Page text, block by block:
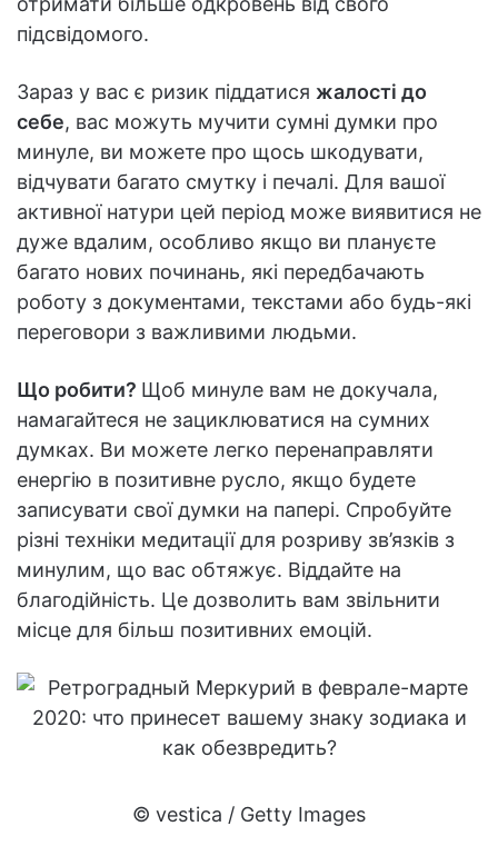
підсвідомого.
Зараз у вас є ризик піддатися жалості до
себе, вас можуть мучити сумні думки про
минуле, ви можете про щось шкодувати,
відчувати багато смутку і печалі. Для вашої
активної натури цей період може виявитися не
дуже вдалим, особливо якщо ви плануєте
багато нових починань, які передбачають
роботу з документами, текстами або будь-які
переговори з важливими людьми.
Що робити? Щоб минуле вам не докучала,
намагайтеся не зациклюватися на сумних
думках. Ви можете легко перенаправляти
енергію в позитивне русло, якщо будете
записувати свої думки на папері. Спробуйте
різні техніки медитації для розриву зв’язків з
минулим, що вас обтяжує. Віддайте на
благодійність. Це дозволить вам звільнити
місце для більш позитивних емоцій.
© vestica / Getty Images